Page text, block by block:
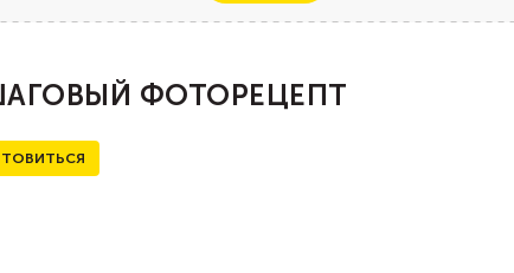
ФОТОРЕЦЕПТ